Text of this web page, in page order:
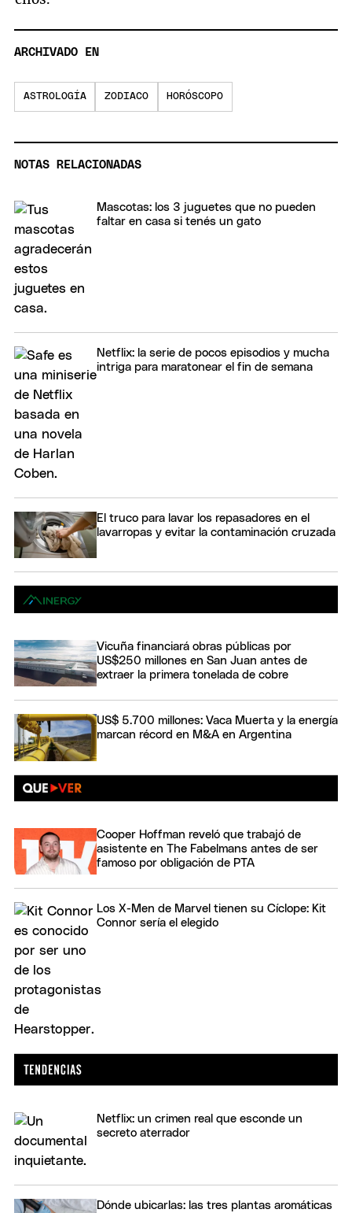
ARCHIVADO EN
ASTROLOGÍA ZODIACO HORÓSCOPO
NOTAS RELACIONADAS
Mascotas: los 3 juguetes que no pueden
faltar en casa si tenés un gato
Netflix: la serie de pocos episodios y mucha
intriga para maratonear el fin de semana
El truco para lavar los repasadores en el
lavarropas y evitar la contaminación cruzada
Vicuña financiará obras públicas por
US$250 millones en San Juan antes de
extraer la primera tonelada de cobre
US$ 5.700 millones: Vaca Muerta y la energía
marcan récord en M&A en Argentina
Cooper Hoffman reveló que trabajó de
asistente en The Fabelmans antes de ser
famoso por obligación de PTA
Los X-Men de Marvel tienen su Cíclope: Kit
Connor sería el elegido
Netflix: un crimen real que esconde un
secreto aterrador
Dónde ubicarlas: las tres plantas aromáticas